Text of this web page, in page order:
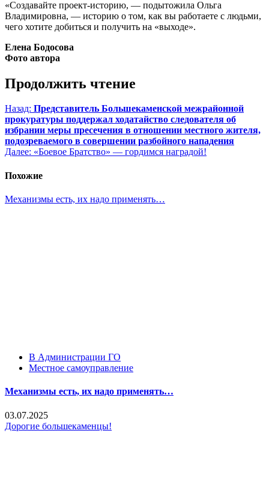
«Создавайте проект-историю, — подытожила Ольга
Владимировна, — историю о том, как вы работаете с людьми,
чего хотите добиться и получить на «выходе».
Елена Бодосова
Фото автора
Продолжить чтение
Назад: Представитель Большекаменской межрайонной
прокуратуры поддержал ходатайство следователя об
избрании меры пресечения в отношении местного жителя,
подозреваемого в совершении разбойного нападения
Далее: «Боевое Братство» — гордимся наградой!
Похожие
Механизмы есть, их надо применять…
В Администрации ГО
Местное самоуправление
Механизмы есть, их надо применять…
03.07.2025
Дорогие большекаменцы!